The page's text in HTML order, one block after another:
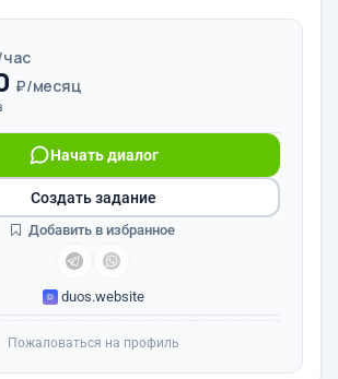
₽/месяц
Начать диалог
duos.website
Создать задание
Добавить в избранное
Пожаловаться на профиль